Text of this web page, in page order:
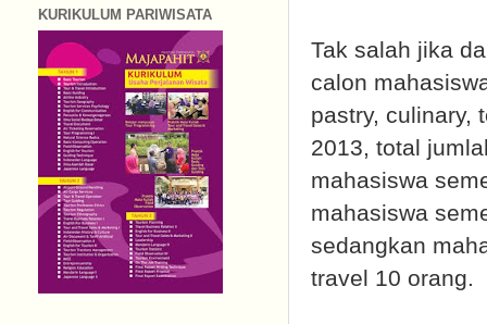
Tak salah jika
calon
pastry, culinary,
2013, total
mahasiswa
mahasiswa
sedangkan
travel 10 orang.
KURIKULUM PARIWISATA